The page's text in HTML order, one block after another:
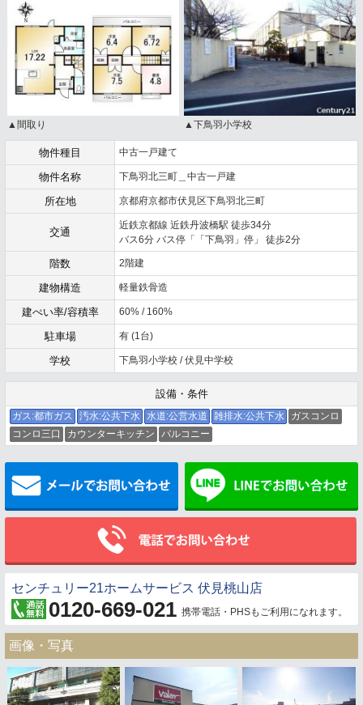
▲間取り ▲下鳥羽小学校
物件種目 中古一戸建て
物件名称 下鳥羽北三町＿中古一戸建
所在地 京都府京都市伏見区下鳥羽北三町
交通
近鉄京都線 近鉄丹波橋駅 徒歩34分
バス6分 バス停「「下鳥羽」停」 徒歩2分
階数 2階建
建物構造 軽量鉄骨造
建ぺい率/容積率 60% / 160%
駐車場 有 (1台)
学校 下鳥羽小学校 / 伏見中学校
設備・条件
ガス:都市ガス 汚水:公共下水 水道:公営水道 雑排水:公共下水
ガスコンロ
コンロ三口
カウンターキッチン バルコニー
メールでお問い合わせ
センチュリー21ホームサービス 伏見桃山店
0120-669-021 携帯電話・PHSもご利用になれます。
画像・写真